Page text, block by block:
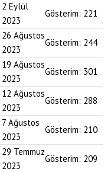
2 Eylül
2023
Gösterim: 221
26 Ağustos
2023
Gösterim: 244
19 Ağustos
2023
Gösterim: 301
12 Ağustos
2023
Gösterim: 288
7 Ağustos
2023
Gösterim: 210
29 Temmuz
2023
Gösterim: 209